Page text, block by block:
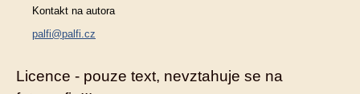
Kontakt na autora
palfi@palfi.cz
Licence - pouze text, nevztahuje se na